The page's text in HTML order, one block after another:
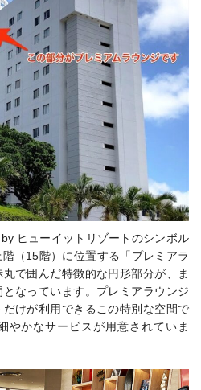
ヒューイットリゾートのシンボル
（15階）に位置する「プレミアラ
で囲んだ特徴的な円形部分が、ま
なっています。プレミアラウンジ
けが利用できるこの特別な空間で
やかなサービスが用意されていま